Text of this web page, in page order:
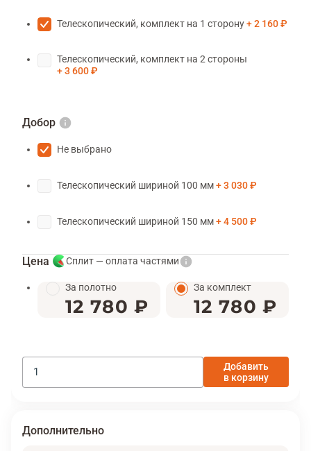
Телескопический, комплект на 1 сторону 2 160 ₽
Телескопический, комплект на 2 стороны
3 600 ₽
Добор
Не выбрано
Телескопический шириной 100 мм 3 030 ₽
Телескопический шириной 150 мм 4 500 ₽
Цена Сплит — оплата частями
За полотно
12 780 ₽
За комплект
12 780 ₽
Добавить
в корзину
Дополнительно